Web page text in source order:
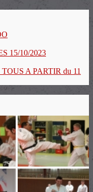
15/10/2023
A PARTIR du 11